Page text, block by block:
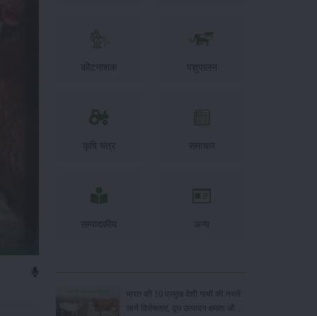
कीटनाशक पशुपालन
कृषि यंत्र समाचार
सम्पादकीय अन्य
भारत की 10 प्रमुख देशी गायों की नस्लें:
जानें विशेषताएं, दूध उत्पादन क्षमता और